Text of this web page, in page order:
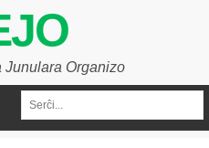
Junulara Organizo